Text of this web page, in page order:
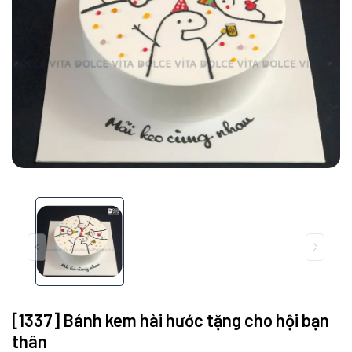
[1337] Bánh kem hài hước tặng cho hội bạn
thân